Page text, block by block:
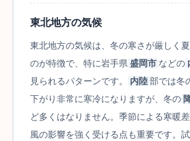
東北地方の気候
東北地方の気候は、冬の寒さが厳しく
のが特徴で、特に岩手県 盛岡市 などの
見られるパターンです。
内陸 部では冬
下がり非常に寒冷になりますが、冬の
ど多くはなりません。季節による寒暖
風の影響を強く受ける点も重要です。